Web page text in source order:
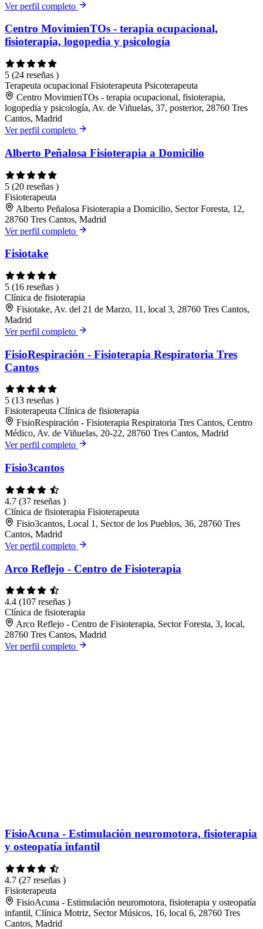
Ver perfil completo
Centro MovimienTOs - terapia ocupacional,
fisioterapia, logopedia y psicología
5 (24 reseñas )
Terapeuta ocupacional Fisioterapeuta Psicoterapeuta
Centro MovimienTOs - terapia ocupacional, fisioterapia,
logopedia y psicología, Av. de Viñuelas, 37, posterior, 28760 Tres
Cantos, Madrid
Ver perfil completo
Alberto Peñalosa Fisioterapia a Domicilio
5 (20 reseñas )
Fisioterapeuta
Alberto Peñalosa Fisioterapia a Domicilio, Sector Foresta, 12,
28760 Tres Cantos, Madrid
Ver perfil completo
Fisiotake
5 (16 reseñas )
Clínica de fisioterapia
Fisiotake, Av. del 21 de Marzo, 11, local 3, 28760 Tres Cantos,
Madrid
Ver perfil completo
FisioRespiración - Fisioterapia Respiratoria Tres
Cantos
5 (13 reseñas )
Fisioterapeuta Clínica de fisioterapia
FisioRespiración - Fisioterapia Respiratoria Tres Cantos, Centro
Médico, Av. de Viñuelas, 20-22, 28760 Tres Cantos, Madrid
Ver perfil completo
Fisio3cantos
4.7 (37 reseñas )
Clínica de fisioterapia Fisioterapeuta
Fisio3cantos, Local 1, Sector de los Pueblos, 36, 28760 Tres
Cantos, Madrid
Ver perfil completo
Arco Reflejo - Centro de Fisioterapia
4.4 (107 reseñas )
Clínica de fisioterapia
Arco Reflejo - Centro de Fisioterapia, Sector Foresta, 3, local,
28760 Tres Cantos, Madrid
Ver perfil completo
FisioAcuna - Estimulación neuromotora, fisioterapia
y osteopatía infantil
4.7 (27 reseñas )
Fisioterapeuta
FisioAcuna - Estimulación neuromotora, fisioterapia y osteopatía
infantil, Clínica Motriz, Sector Músicos, 16, local 6, 28760 Tres
Cantos, Madrid